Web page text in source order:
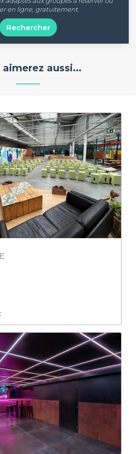
en ligne, gratuitement.
Rechercher
aimerez aussi...